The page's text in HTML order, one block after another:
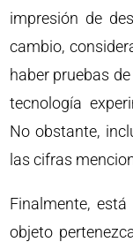
impresión de
cambio,
haber pruebas
tecnología
No obstante,
las cifras
Finalmente, está
objeto